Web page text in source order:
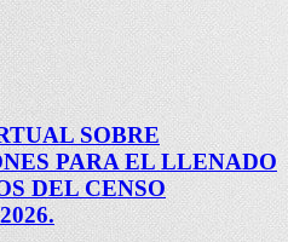
SOBRE
PARA EL LLENADO
DEL CENSO